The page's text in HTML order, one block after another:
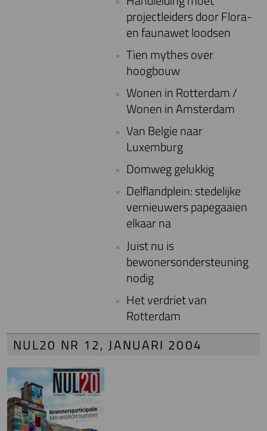
projectleiders door Flora-
en faunawet loodsen
Tien mythes over
hoogbouw
Wonen in Rotterdam /
Wonen in Amsterdam
Van Belgie naar
Luxemburg
Domweg gelukkig
Delflandplein: stedelijke
vernieuwers papegaaien
elkaar na
Juist nu is
bewonersondersteuning
nodig
Het verdriet van
Rotterdam
NUL20 NR 12, JANUARI 2004